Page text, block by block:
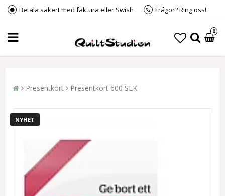
Betala säkert med faktura eller Swish Frågor? Ring oss!
0
Presentkort Presentkort 600 SEK
NYHET